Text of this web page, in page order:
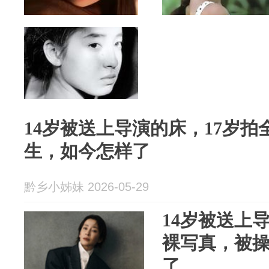
14岁被送上导演的床，17岁拍
生，如今怎样了
黔乡小姊妹 2026-05-29
14岁被送上
裸写真，被